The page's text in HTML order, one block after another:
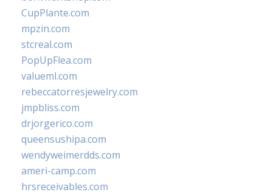
CupPlante.com
mpzin.com
stcreal.com
PopUpFlea.com
valueml.com
rebeccatorresjewelry.com
jmpbliss.com
drjorgerico.com
queensushipa.com
wendyweimerdds.com
ameri-camp.com
hrsreceivables.com